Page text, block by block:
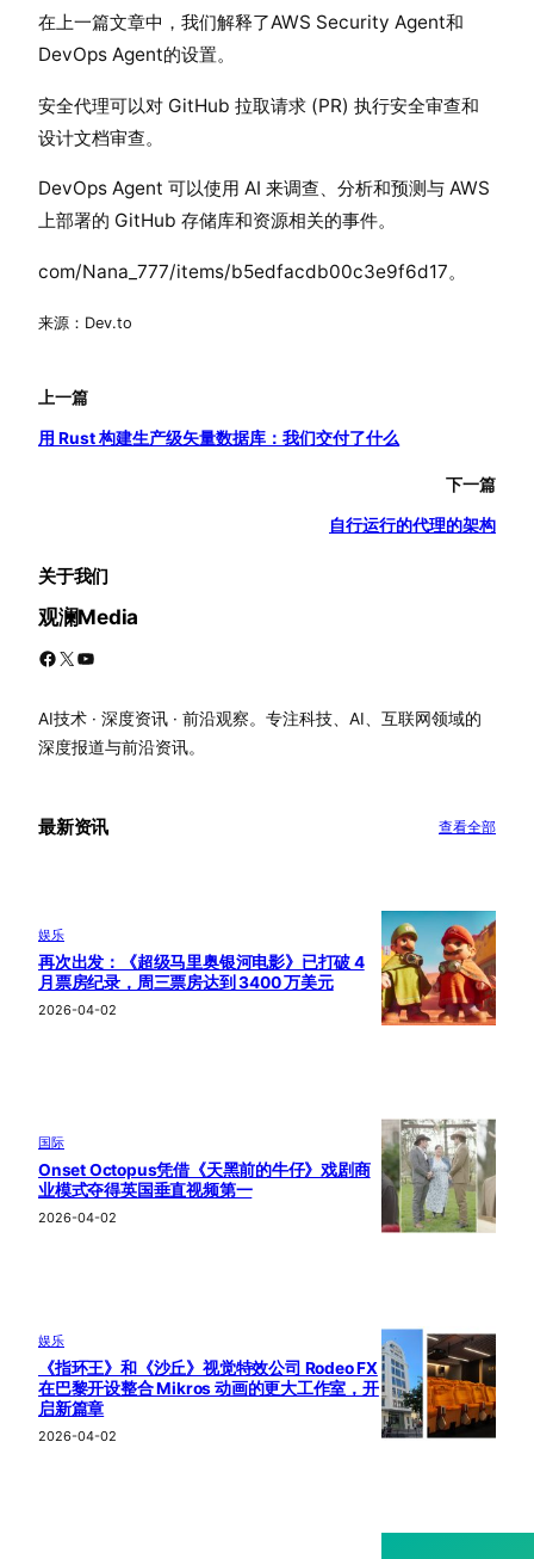
在上一篇文章中，我们解释了AWS Security Agent和
DevOps Agent的设置。
安全代理可以对 GitHub 拉取请求 (PR) 执行安全审查和
设计文档审查。
DevOps Agent 可以使用 AI 来调查、分析和预测与 AWS
上部署的 GitHub 存储库和资源相关的事件。
com/Nana_777/items/b5edfacdb00c3e9f6d17。
来源：Dev.to
上一篇
用 Rust 构建生产级矢量数据库：我们交付了什么
下一篇
自行运行的代理的架构
关于我们
观澜Media
Facebook X YouTube
AI技术 · 深度资讯 · 前沿观察。专注科技、AI、互联网领域的
深度报道与前沿资讯。
最新资讯 查看全部
娱乐
再次出发：《超级马里奥银河电影》已打破 4
月票房纪录，周三票房达到 3400 万美元
2026-04-02
国际
Onset Octopus凭借《天黑前的牛仔》戏剧商
业模式夺得英国垂直视频第一
2026-04-02
娱乐
《指环王》和《沙丘》视觉特效公司 Rodeo FX
在巴黎开设整合 Mikros 动画的更大工作室，开
启新篇章
2026-04-02